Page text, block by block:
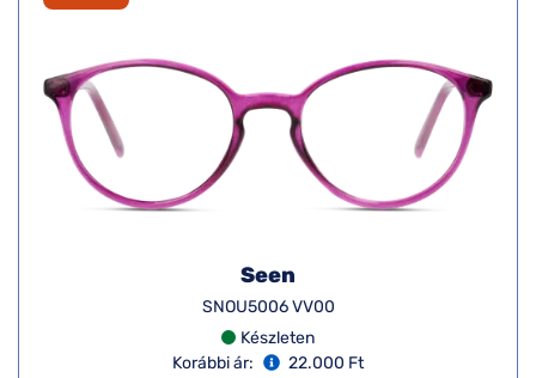
Seen
SNOU5006 VV00
Készleten
Korábbi ár:
22.000 Ft